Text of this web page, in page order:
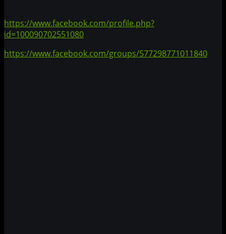
https://www.facebook.com/profile.php?
id=100090702551080
https://www.facebook.com/groups/577298771011840